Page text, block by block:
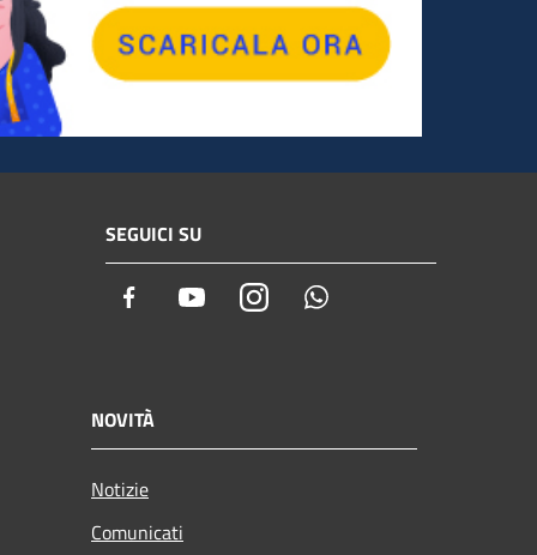
SEGUICI SU
Facebook YoutubeInstagram
NOVITÀ
Notizie
Comunicati